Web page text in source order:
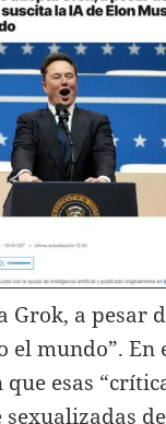
Grok, a pesar
el mundo”.
esas
sexualizadas